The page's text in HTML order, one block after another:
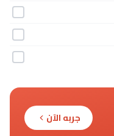
جربه الآن